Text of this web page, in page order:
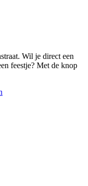
Wil je direct een
feestje? Met de knop